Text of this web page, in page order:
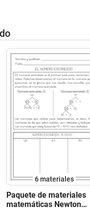
6 materiales
Paquete de materiales
matemáticas Newton